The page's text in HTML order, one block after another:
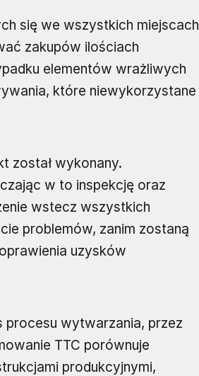
się we wszystkich miejscach
zakupów ilościach
elementów wrażliwych
które niewykorzystane
został wykonany.
w to inspekcję oraz
wstecz wszystkich
problemów, zanim zostaną
uzysków
procesu wytwarzania, przez
TTC porównuje
produkcyjnymi,